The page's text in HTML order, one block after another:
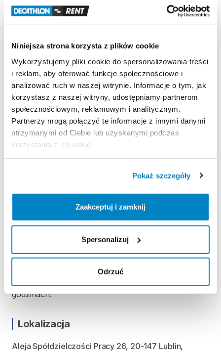
Niniejsza strona korzysta z plików cookie
Wykorzystujemy pliki cookie do spersonalizowania treści
i reklam, aby oferować funkcje społecznościowe i
analizować ruch w naszej witrynie. Informacje o tym, jak
korzystasz z naszej witryny, udostępniamy partnerom
społecznościowym, reklamowym i analitycznym.
Partnerzy mogą połączyć te informacje z innymi danymi
otrzymanymi od Ciebie lub uzyskanymi podczas
korzystania z ich usług.
Pokaż szczegóły
Zaakceptuj i zamknij
Spersonalizuj
Odrzuć
Zasady wypożyczenia
Regulamin wypożyczalni
KAUCJA
Nie pobieramy kaucji za wypożyczenie tego
produktu.
Wtorek: 9:00 - 20:00
Środa: 9:00 - 20:00
Czwartek: 9:00 - 20:00
Sobota: 9:00 - 20:00
Niedziela handlowa: 9:00 - 19:00
Możliwość odbioru i zwrotu produktu ww
godzinach.
Lokalizacja
Aleja Spółdzielczości Pracy 26, 20-147 Lublin,